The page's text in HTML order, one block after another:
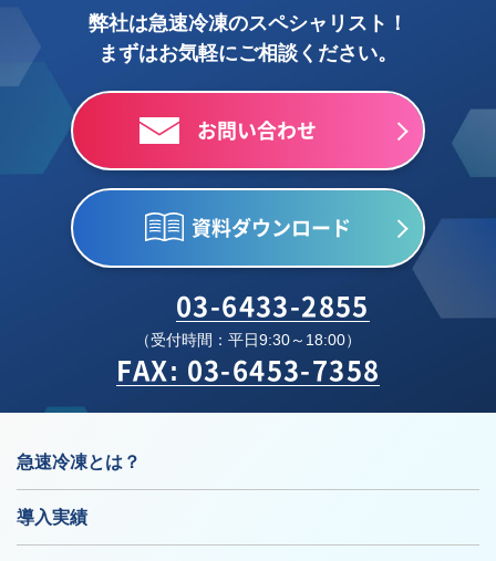
弊社は急速冷凍のスペシャリスト！
まずはお気軽にご相談ください。
お問い合わせ
資料ダウンロード
03-6433-2855
（受付時間：平日9:30～18:00）
FAX: 03-6453-7358
急速冷凍とは？
導入実績